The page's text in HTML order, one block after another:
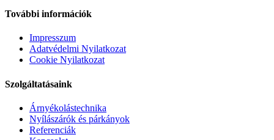
További információk
Impresszum
Adatvédelmi Nyilatkozat
Cookie Nyilatkozat
Szolgáltatásaink
Árnyékolástechnika
Nyílászárók és párkányok
Referenciák